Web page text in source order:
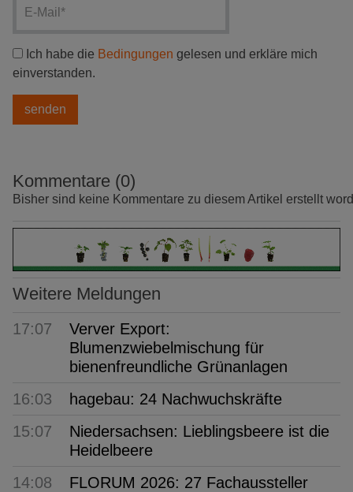
Ich habe die Bedingungen gelesen und erkläre mich
einverstanden.
Kommentare (0)
Bisher sind keine Kommentare zu diesem Artikel erstellt
Weitere Meldungen
17:07
Verver Export:
Blumenzwiebelmischung für
bienenfreundliche Grünanlagen
16:03
hagebau: 24 Nachwuchskräfte
15:07
Niedersachsen: Lieblingsbeere ist die
Heidelbeere
14:08
FLORUM 2026: 27 Fachaussteller